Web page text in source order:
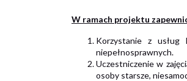
W ramach projektu
Korzystanie z usług
niepełnosprawnych.
Uczestniczenie w
osoby starsze,